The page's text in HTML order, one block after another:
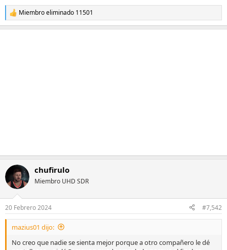
R
e
a
Miembro eliminado 11501
chufirulo
Miembro UHD SDR
20 Febrero 2024 #7,542
mazius01 dijo:
No creo que nadie se sienta mejor porque a otro compañero le dé